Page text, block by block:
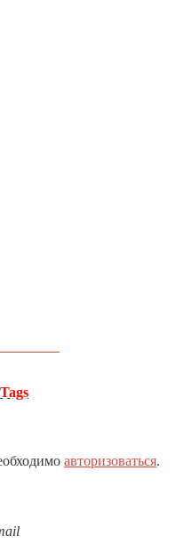
Tags
авторизоваться.